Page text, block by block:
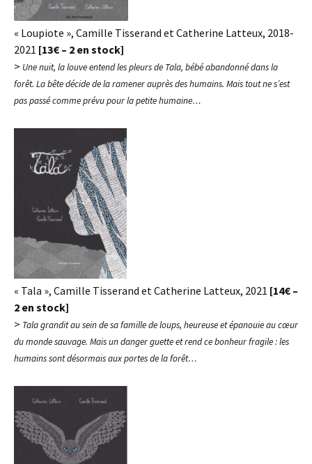
« Loupiote », Camille Tisserand et Catherine Latteux, 2018-
2021 [13€ – 2 en stock]
> Une nuit, la louve entend les pleurs de Tala, bébé abandonné dans la
forêt. La bête décide de la ramener auprès des humains. Mais tout ne s’est
pas passé comme prévu pour la petite humaine…
« Tala », Camille Tisserand et Catherine Latteux, 2021 [14€ –
2 en stock]
> Tala grandit au sein de sa famille de loups, heureuse et épanouie au cœur
du monde sauvage. Mais un danger guette et rend ce bonheur fragile : les
humains sont désormais aux portes de la forêt…